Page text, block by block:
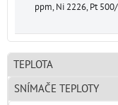
ppm, Ni 2226, Pt
TEPLOTA
SNÍMAČE TEPLOTY